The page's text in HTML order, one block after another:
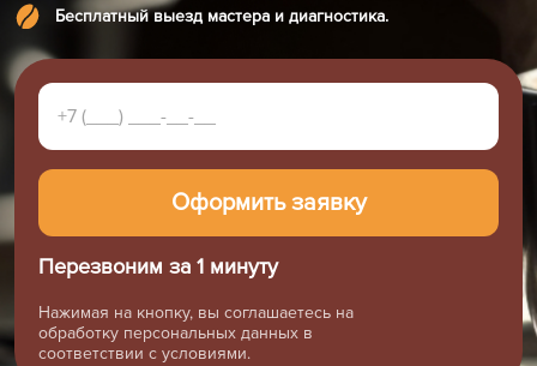
Бесплатный выезд мастера и диагностика.
Перезвоним за 1 минуту
Нажимая на кнопку, вы соглашаетесь на
обработку персональных данных в
соответствии с условиями.